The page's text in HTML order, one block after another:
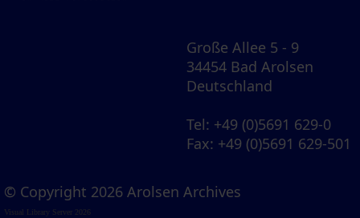
Große Allee 5 - 9
34454 Bad Arolsen
Deutschland
Tel: +49 (0)5691 629-0
Fax: +49 (0)5691 629-501
© Copyright 2026 Arolsen Archives
Visual Library Server 2026